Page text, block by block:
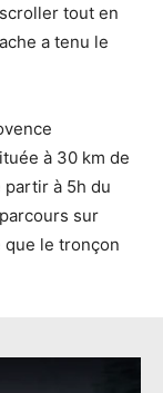
tout en
a tenu le
à 30 km de
partir à 5h du
sur
que le tronçon